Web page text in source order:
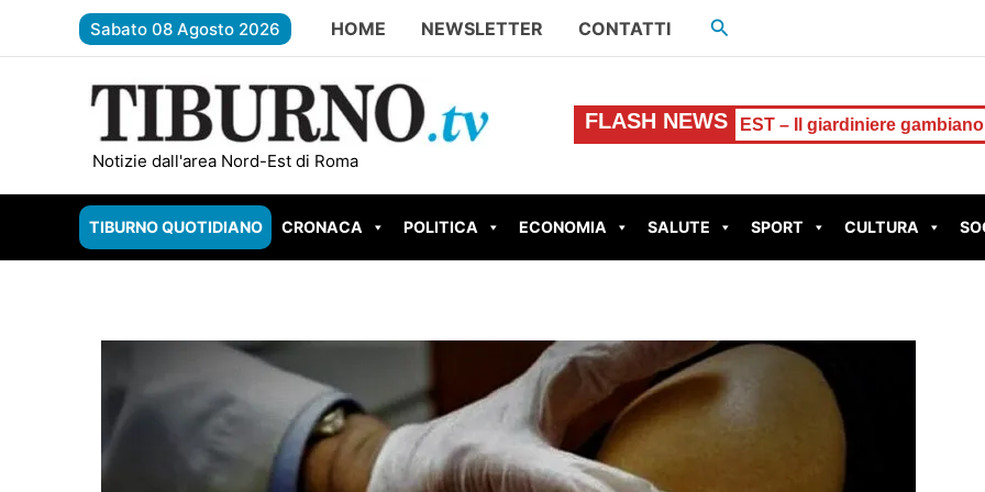
Sabato 08 Agosto 2026 HOME NEWSLETTER CONTATTI Cerca
Notizie dall'area Nord-Est di Roma
FLASH NEWS
TIVOLI – Torna la Festa Patronale di San Lorenzo ROMA EST – Il giardiniere gambiano spaccia alla
TIBURNO QUOTIDIANO CRONACA POLITICA ECONOMIA SALUTE SPORT CULTURA